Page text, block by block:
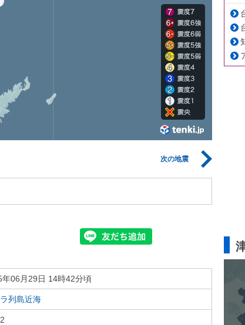
次の地震
年06月29日 14時42分頃
ラ列島近海